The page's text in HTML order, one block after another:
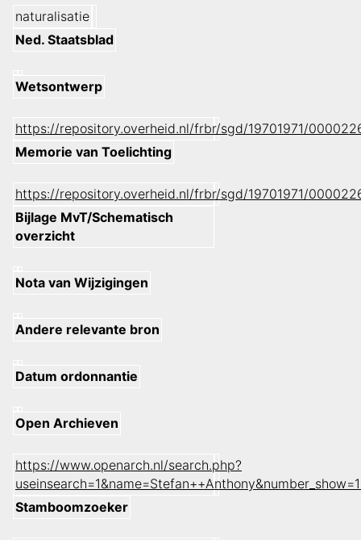
naturalisatie
Ned. Staatsblad
Wetsontwerp
https://repository.overheid.nl/frbr/sgd/19701971/
Memorie van Toelichting
https://repository.overheid.nl/frbr/sgd/19701971/
Bijlage MvT/Schematisch
overzicht
Nota van Wijzigingen
Andere relevante bron
Datum ordonnantie
Open Archieven
https://www.openarch.nl/search.php?
Stamboomzoeker